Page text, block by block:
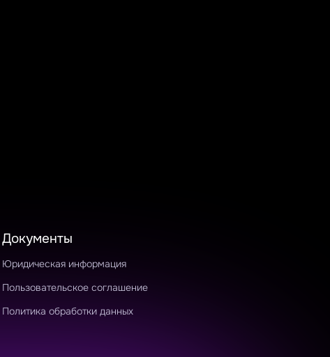
Документы
Юридическая информация
Пользовательское соглашение
Политика обработки данных